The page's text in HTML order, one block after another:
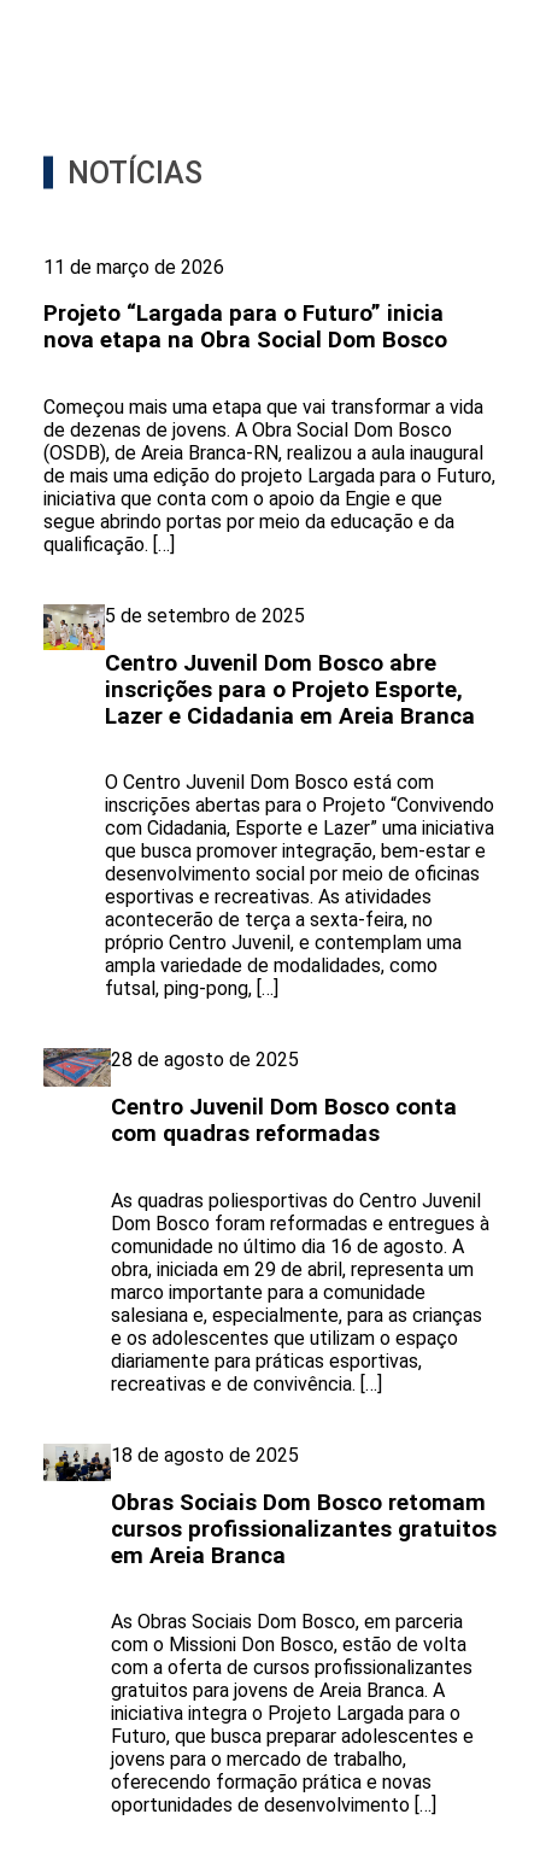
NOTÍCIAS
11 de março de 2026
Projeto “Largada para o Futuro” inicia
nova etapa na Obra Social Dom Bosco
Começou mais uma etapa que vai transformar a vida
de dezenas de jovens. A Obra Social Dom Bosco
(OSDB), de Areia Branca-RN, realizou a aula inaugural
de mais uma edição do projeto Largada para o Futuro,
iniciativa que conta com o apoio da Engie e que
segue abrindo portas por meio da educação e da
qualificação. […]
5 de setembro de 2025
Centro Juvenil Dom Bosco abre
inscrições para o Projeto Esporte,
Lazer e Cidadania em Areia Branca
O Centro Juvenil Dom Bosco está com
inscrições abertas para o Projeto “Convivendo
com Cidadania, Esporte e Lazer” uma iniciativa
que busca promover integração, bem-estar e
desenvolvimento social por meio de oficinas
esportivas e recreativas. As atividades
acontecerão de terça a sexta-feira, no
próprio Centro Juvenil, e contemplam uma
ampla variedade de modalidades, como
futsal, ping-pong, […]
28 de agosto de 2025
Centro Juvenil Dom Bosco conta
com quadras reformadas
As quadras poliesportivas do Centro Juvenil
Dom Bosco foram reformadas e entregues à
comunidade no último dia 16 de agosto. A
obra, iniciada em 29 de abril, representa um
marco importante para a comunidade
salesiana e, especialmente, para as crianças
e os adolescentes que utilizam o espaço
diariamente para práticas esportivas,
recreativas e de convivência. […]
18 de agosto de 2025
Obras Sociais Dom Bosco retomam
cursos profissionalizantes gratuitos
em Areia Branca
As Obras Sociais Dom Bosco, em parceria
com o Missioni Don Bosco, estão de volta
com a oferta de cursos profissionalizantes
gratuitos para jovens de Areia Branca. A
iniciativa integra o Projeto Largada para o
Futuro, que busca preparar adolescentes e
jovens para o mercado de trabalho,
oferecendo formação prática e novas
oportunidades de desenvolvimento […]